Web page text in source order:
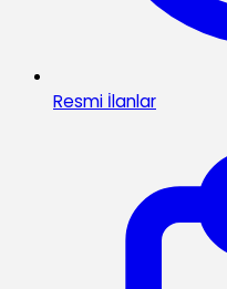
Resmi İlanlar